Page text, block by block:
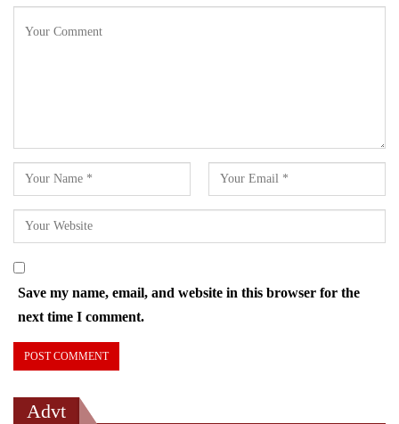
Save my name, email, and website in this browser for the
next time I comment.
Advt